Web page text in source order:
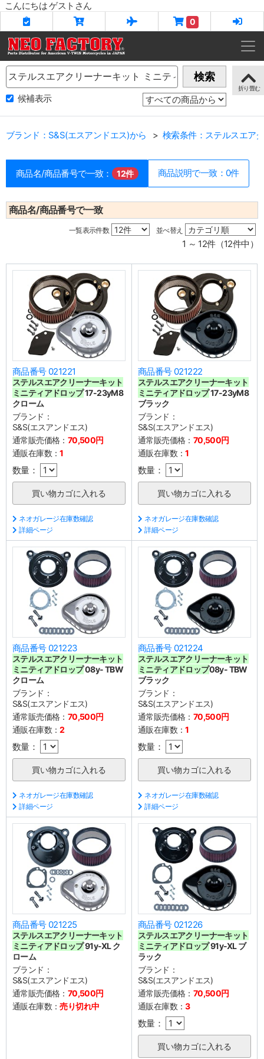
こんにちは ゲストさん
0
Name 検索
候補表示
ブランド：S&S(エスアンドエス)から 検索条件：ステルスエア
商品名/商品番号で一致： 12件 商品説明で一致：0件
商品名/商品番号で一致
一覧表示件数 並べ替え
1 ～ 12件（12件中）
商品番号 021221
ステルスエアクリーナーキット
ミニティアドロップ17-23yM8
クローム
ブランド：
S&S(エスアンドエス)
通常販売価格： 70,500円
通販在庫数：1
数量：
ネオガレージ在庫数確認
詳細ページ
商品番号 021222
ステルスエアクリーナーキット
ミニティアドロップ17-23yM8
ブラック
ブランド：
S&S(エスアンドエス)
通常販売価格： 70,500円
通販在庫数：1
数量：
ネオガレージ在庫数確認
詳細ページ
商品番号 021223
ステルスエアクリーナーキット
ミニティアドロップ08y- TBW
クローム
ブランド：
S&S(エスアンドエス)
通常販売価格： 70,500円
通販在庫数：2
数量：
ネオガレージ在庫数確認
詳細ページ
商品番号 021224
ステルスエアクリーナーキット
ミニティアドロップ08y- TBW
ブラック
ブランド：
S&S(エスアンドエス)
通常販売価格： 70,500円
通販在庫数：1
数量：
ネオガレージ在庫数確認
詳細ページ
商品番号 021225
ステルスエアクリーナーキット
ミニティアドロップ91y-XL ク
ローム
ブランド：
S&S(エスアンドエス)
通常販売価格： 70,500円
通販在庫数：売り切れ中
商品番号 021226
ステルスエアクリーナーキット
ミニティアドロップ91y-XL ブ
ラック
ブランド：
S&S(エスアンドエス)
通常販売価格： 70,500円
通販在庫数：3
数量：